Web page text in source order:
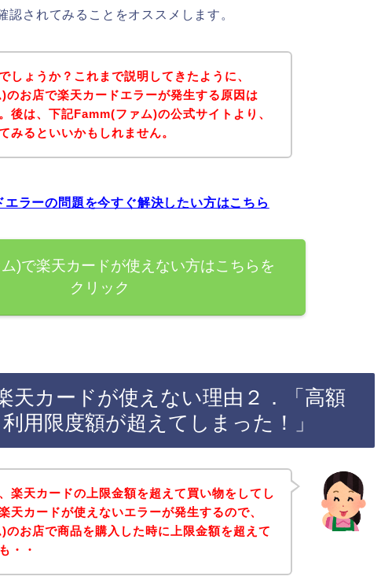
認されてみることをオススメします。
しょうか？これまで説明してきたように、
のお店で楽天カードエラーが発生する原因は
後は、下記Famm(ファム)の公式サイトより、
みるといいかもしれません。
ラーの問題を今すぐ解決したい方はこちら
)で楽天カードが使えない方はこちらを
クリック
天カードが使えない理由２．「高額
用限度額が超えてしまった！」
楽天カードの上限金額を超えて買い物をしてし
天カードが使えないエラーが発生するので、
のお店で商品を購入した時に上限金額を超えて
・・